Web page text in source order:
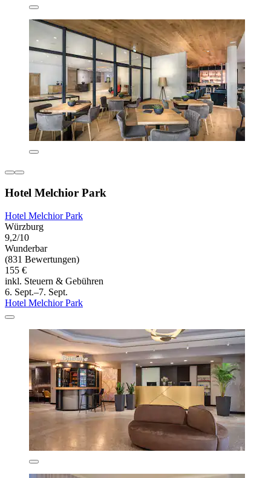
Hotel Melchior Park
Hotel Melchior Park
Würzburg
9,2/10
Wunderbar
(831 Bewertungen)
155 €
inkl. Steuern & Gebühren
6. Sept.–7. Sept.
Hotel Melchior Park